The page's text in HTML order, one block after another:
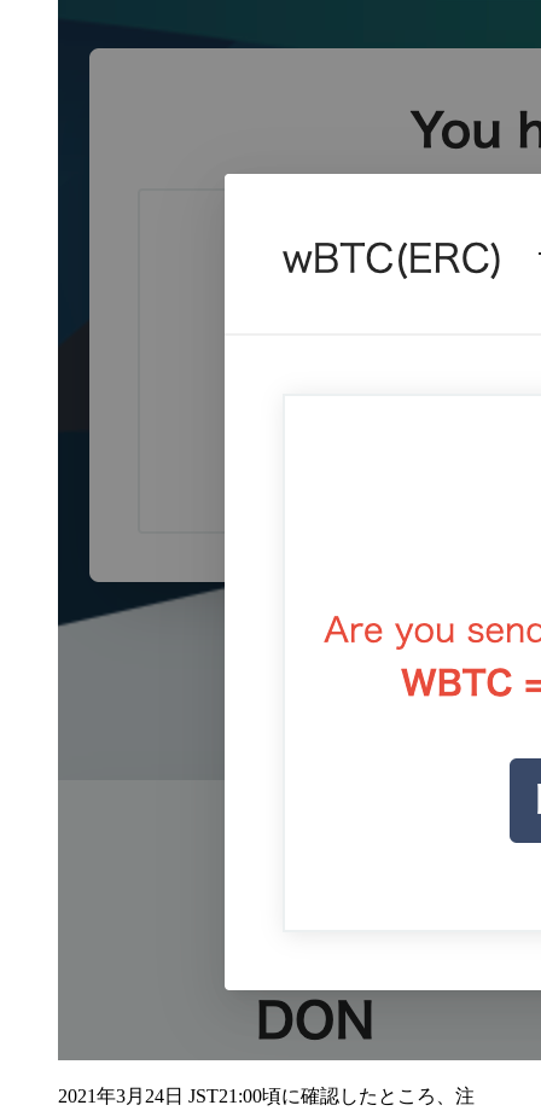
2021年3月24日 JST21:00頃に確認したところ、注